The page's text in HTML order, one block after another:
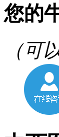
您的
（可